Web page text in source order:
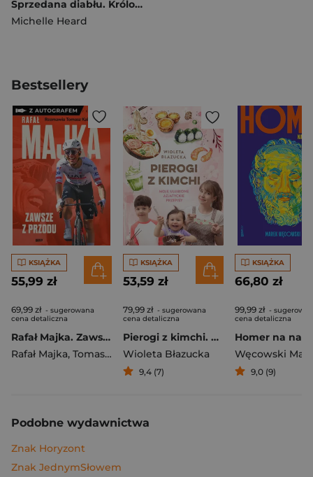
Sprzedana diabłu. Królowie mafii. Tom 1
Michelle Heard
Bestsellery
KSIĄŻKA
55,99 zł
69,99 zł - sugerowana
cena detaliczna
Rafał Majka. Zawsze z przodu. Rozmawia Tomasz Kalemba - książka z autografem
Rafał Majka, Tomasz Kalemba
KSIĄŻKA
53,59 zł
79,99 zł - sugerowana
cena detaliczna
Pierogi z kimchi. Moje ulubione azjatyckie przepisy
Wioleta Błazucka
9,4 (7)
KSIĄŻKA
66,80 zł
99,99 zł -
cena detaliczna
Węcowski
9,0 (9)
Podobne wydawnictwa
Znak Horyzont
Znak JednymSłowem